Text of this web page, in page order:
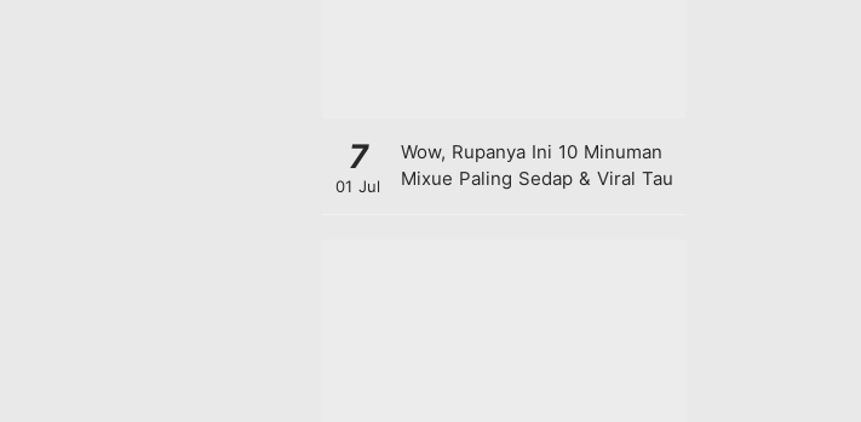
7
01 Jul
Wow, Rupanya Ini 10 Minuman
Mixue Paling Sedap & Viral Tau